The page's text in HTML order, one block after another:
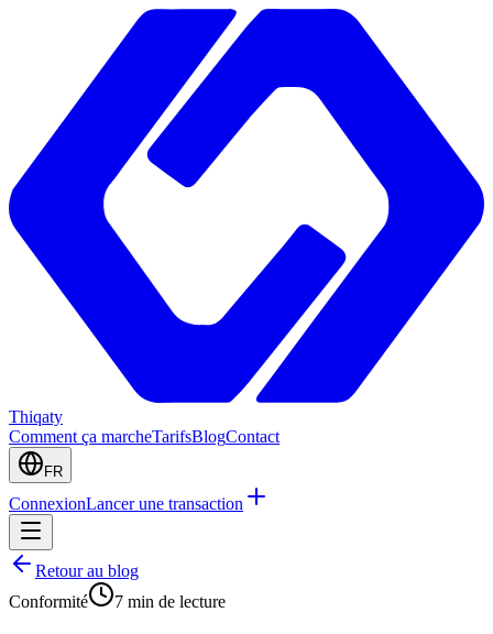
Thiqaty
Comment ça marcheTarifsBlogContact
FR
ConnexionLancer une transaction
Retour au blog
Conformité
7 min de lecture